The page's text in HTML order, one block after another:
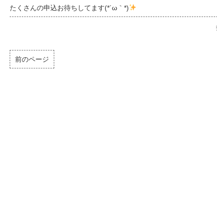
たくさんの申込お待ちしてます(*´ω｀*)
前のページ